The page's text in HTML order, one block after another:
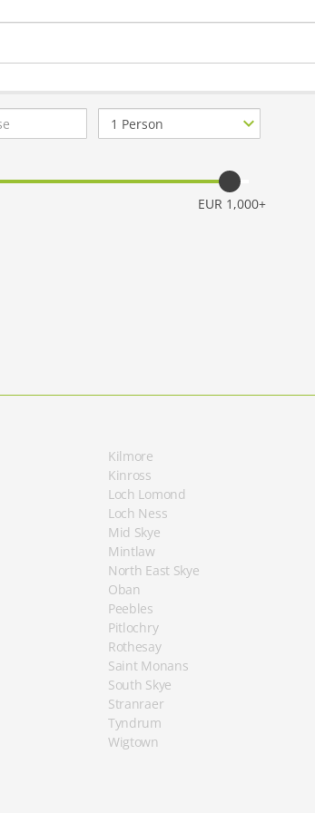
Anzahl
Personen
EUR 1,000+
Kilmore
Kinross
Loch Lomond
Loch Ness
Mid Skye
Mintlaw
North East Skye
Oban
Peebles
Pitlochry
Rothesay
Saint Monans
South Skye
Stranraer
Tyndrum
Wigtown